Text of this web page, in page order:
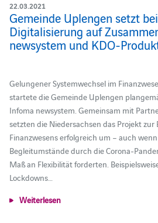
22.03.2021
Gemeinde Uplengen setzt
Digitalisierung auf
newsystem und KDO-
Gelungener Systemwechsel im
startete die Gemeinde Uplengen
Infoma newsystem. Gemeinsam mit
setzten die Niedersachsen das Projekt
Finanzwesens erfolgreich um – auch
Begleitumstände durch die Corona-
Maß an Flexibilität forderten.
Lockdowns…
Weiterlesen